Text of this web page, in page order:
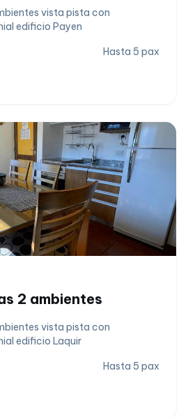
vista pista con
edificio Payen
Hasta 5 pax
2 ambientes
vista pista con
edificio Laquir
Hasta 5 pax